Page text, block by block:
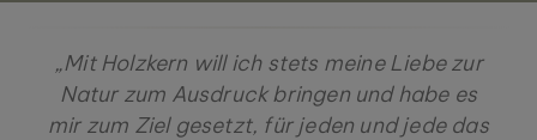
„Mit Holzkern will ich stets meine Liebe zur
Natur zum Ausdruck bringen und habe es
mir zum Ziel gesetzt, für jeden und jede das